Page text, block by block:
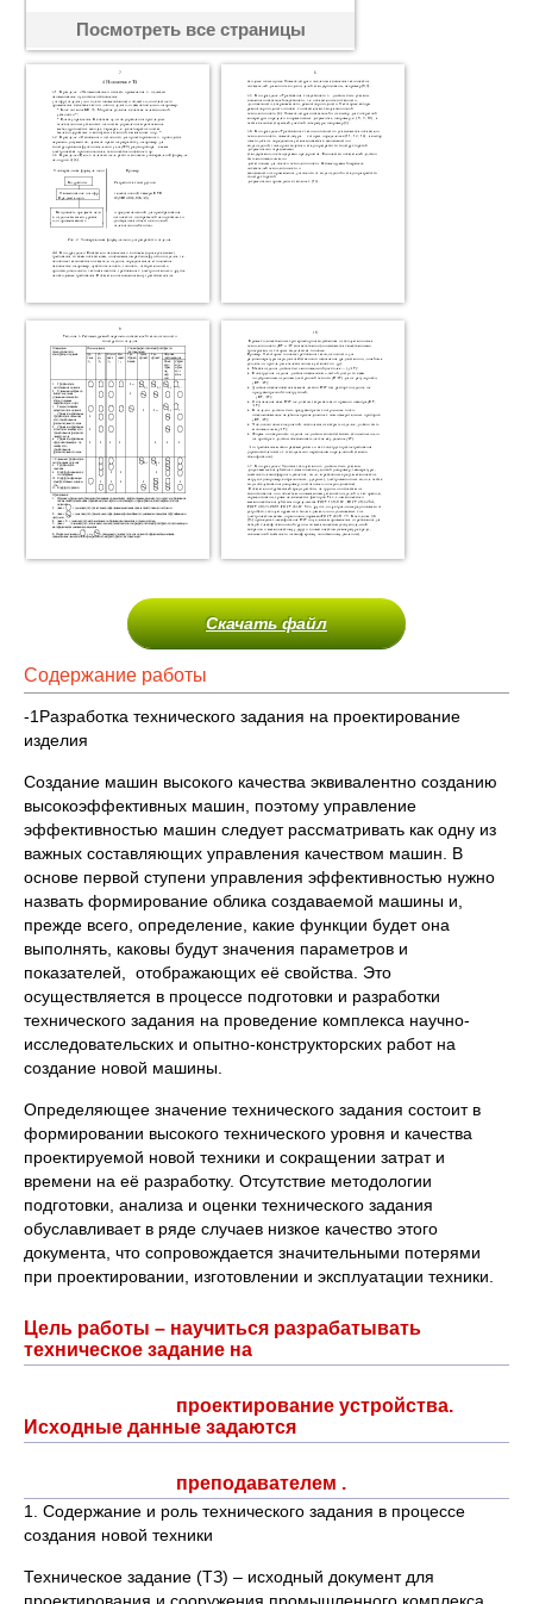
Посмотреть все страницы
Скачать файл
Содержание работы
-1Разработка технического задания на проектирование
изделия
Создание машин высокого качества эквивалентно созданию
высокоэффективных машин, поэтому управление
эффективностью машин следует рассматривать как одну из
важных составляющих управления качеством машин. В
основе первой ступени управления эффективностью нужно
назвать формирование облика создаваемой машины и,
прежде всего, определение, какие функции будет она
выполнять, каковы будут значения параметров и
показателей, отображающих её свойства. Это
осуществляется в процессе подготовки и разработки
технического задания на проведение комплекса научно-
исследовательских и опытно-конструкторских работ на
создание новой машины.
Определяющее значение технического задания состоит в
формировании высокого технического уровня и качества
проектируемой новой техники и сокращении затрат и
времени на её разработку. Отсутствие методологии
подготовки, анализа и оценки технического задания
обуславливает в ряде случаев низкое качество этого
документа, что сопровождается значительными потерями
при проектировании, изготовлении и эксплуатации техники.
Цель работы – научиться разрабатывать
техническое задание на
проектирование устройства.
Исходные данные задаются
преподавателем .
1. Содержание и роль технического задания в процессе
создания новой техники
Техническое задание (ТЗ) – исходный документ для